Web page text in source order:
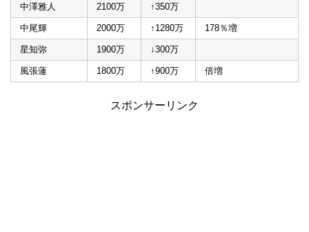
中澤雅人 2100万 ↑350万
中尾輝 2000万 ↑1280万 178％増
星知弥 1900万 ↓300万
風張蓮 1800万 ↑900万 倍増
スポンサーリンク